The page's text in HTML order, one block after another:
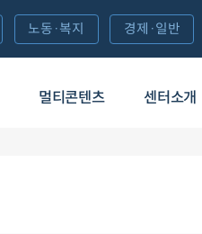
멀티콘텐츠 센터소개
노동·복지 경제·일반